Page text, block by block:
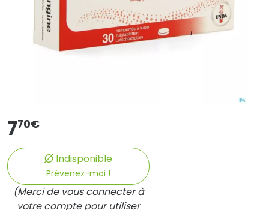
770€
Indisponible
Prévenez-moi !
(Merci de vous connecter à
votre compte pour utiliser